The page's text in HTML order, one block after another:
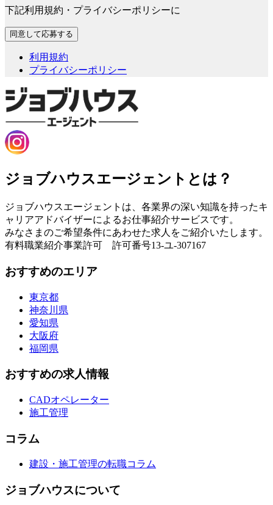
下記利用規約・プライバシーポリシーに
利用規約
プライバシーポリシー
ジョブハウスエージェントとは？
ジョブハウスエージェントは、各業界の深い知識を持ったキ
ャリアアドバイザーによるお仕事紹介サービスです。
みなさまのご希望条件にあわせた求人をご紹介いたします。
有料職業紹介事業許可 許可番号13-ユ-307167
おすすめのエリア
東京都
神奈川県
愛知県
大阪府
福岡県
おすすめの求人情報
CADオペレーター
施工管理
コラム
建設・施工管理の転職コラム
ジョブハウスについて